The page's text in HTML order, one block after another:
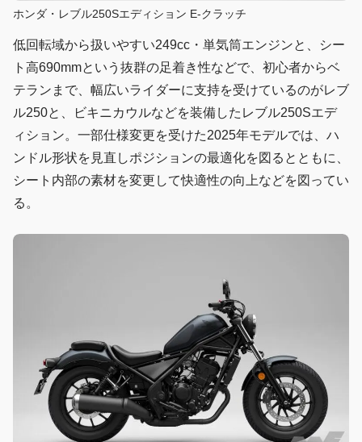
ホンダ・レブル250Sエディション E-クラッチ
低回転域から扱いやすい249cc・単気筒エンジンと、シー
ト高690mmという抜群の足着き性などで、初心者からベ
テランまで、幅広いライダーに支持を受けているのがレブ
ル250と、ビキニカウルなどを装備したレブル250Sエデ
ィション。一部仕様変更を受けた2025年モデルでは、ハ
ンドル形状を見直しポジションの最適化を図るとともに、
シート内部の素材を変更して快適性の向上などを図ってい
る。